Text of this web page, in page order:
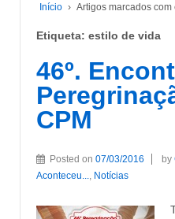
Início › Artigos marcados
Etiqueta: estilo de vida
46º.
CPM
Posted on 07/03/2016 by
Aconteceu..., Notícias